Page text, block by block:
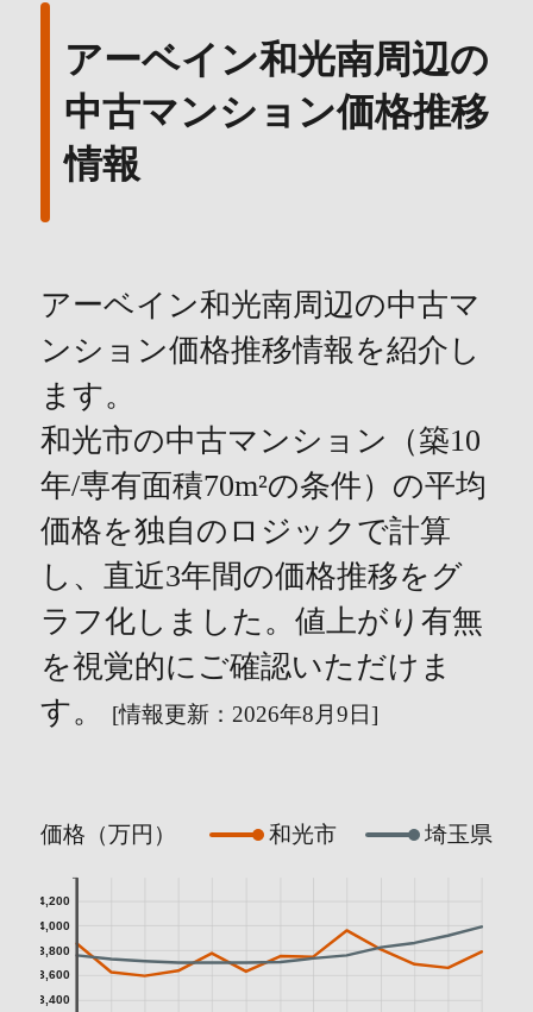
アーベイン和光南周辺の
中古マンション価格推移
情報
アーベイン和光南周辺の中古マ
ンション価格推移情報を紹介し
ます。
和光市の中古マンション（築10
年/専有面積70m²の条件）の平均
価格を独自のロジックで計算
し、直近3年間の価格推移をグ
ラフ化しました。値上がり有無
を視覚的にご確認いただけま
す。
[情報更新：2026年8月9日]
価格（万円） 和光市 埼玉県
3,400
3,600
3,800
4,000
4,200